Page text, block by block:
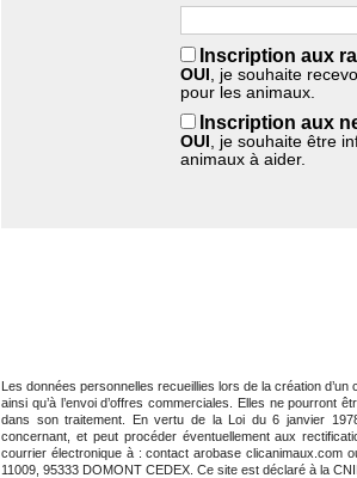
Inscription aux
OUI , je souhaite
pour les animaux.
Inscription aux
OUI , je souhaite être
animaux à aider.
Les données personnelles recueillies lors de la création
ainsi qu’à l’envoi d’offres commerciales. Elles ne pourront
dans son traitement. En vertu de la Loi du 6 janvier
concernant, et peut procéder éventuellement aux
courrier électronique à : contact arobase clicanimaux.com
11009, 95333 DOMONT CEDEX. Ce site est déclaré à la